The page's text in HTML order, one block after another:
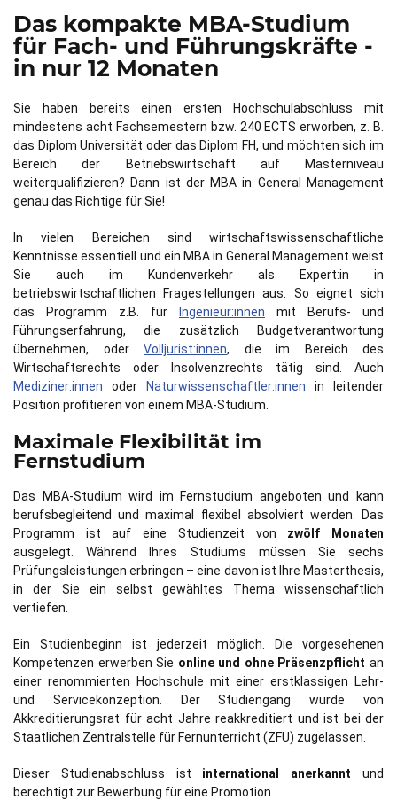
Das kompakte MBA-Studium
für Fach- und Führungskräfte -
in nur 12 Monaten
Sie haben bereits einen ersten Hochschulabschluss mit
mindestens acht Fachsemestern bzw. 240 ECTS erworben, z. B.
das Diplom Universität oder das Diplom FH, und möchten sich im
Bereich der Betriebswirtschaft auf Masterniveau
weiterqualifizieren? Dann ist der MBA in General Management
genau das Richtige für Sie!
In vielen Bereichen sind wirtschaftswissenschaftliche
Kenntnisse essentiell und ein MBA in General Management weist
Sie auch im Kundenverkehr als Expert:in in
betriebswirtschaftlichen Fragestellungen aus. So eignet sich
das Programm z.B. für
Ingenieur:innen mit Berufs- und
Führungserfahrung, die zusätzlich Budgetverantwortung
übernehmen, oder Volljurist:innen, die im Bereich des
Wirtschaftsrechts oder Insolvenzrechts tätig sind. Auch
Mediziner:innen oder Naturwissenschaftler:innen in leitender
Position profitieren von einem MBA-Studium.
Maximale Flexibilität im
Fernstudium
Das MBA-Studium wird im Fernstudium angeboten und kann
berufsbegleitend und maximal flexibel absolviert werden. Das
Programm ist auf eine Studienzeit von zwölf Monaten
ausgelegt. Während Ihres Studiums müssen Sie sechs
Prüfungsleistungen erbringen – eine davon ist Ihre Masterthesis,
in der Sie ein selbst gewähltes Thema wissenschaftlich
vertiefen.
Ein Studienbeginn ist jederzeit möglich. Die vorgesehenen
Kompetenzen erwerben Sie online und ohne Präsenzpflicht an
einer renommierten Hochschule mit einer erstklassigen Lehr-
und Servicekonzeption. Der Studiengang wurde von
Akkreditierungsrat für acht Jahre reakkreditiert und ist bei der
Staatlichen Zentralstelle für Fernunterricht (ZFU) zugelassen.
Dieser Studienabschluss ist international anerkannt und
berechtigt zur Bewerbung für eine Promotion.